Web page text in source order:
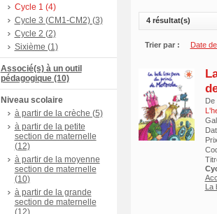
Cycle 1 (4)
Cycle 3 (CM1-CM2) (3)
Cycle 2 (2)
Sixième (1)
Associé(s) à un outil
pédagogique (10)
Niveau scolaire
à partir de la crèche (5)
à partir de la petite
section de maternelle
(12)
à partir de la moyenne
section de maternelle
(10)
à partir de la grande
section de maternelle
(12)
4 résultat(s)
Trier par : Date
De
La